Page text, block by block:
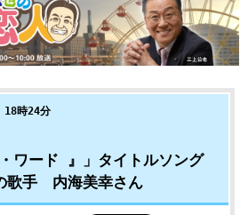
時24分
ワード 』」タイトルソング
歌手 内海美幸さん